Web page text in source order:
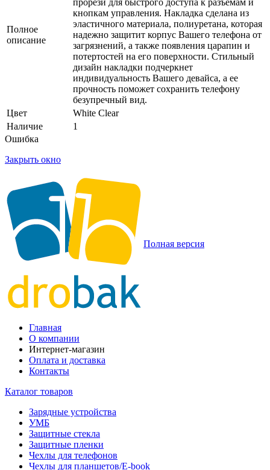
Полное
описание
кнопкам управления. Накладка сделана из
эластичного материала, полиуретана, которая
надежно защитит корпус Вашего телефона от
загрязнений, а также появления царапин и
потертостей на его поверхности. Стильный
дизайн накладки подчеркнет
индивидуальность Вашего девайса, а ее
прочность поможет сохранить телефону
безупречный вид.
Цвет
White Clear
Наличие
1
Ошибка
Закрыть окно
Полная версия
Главная
О компании
Интернет-магазин
Оплата и доставка
Контакты
Каталог товаров
Зарядные устройства
УМБ
Защитные стекла
Защитные пленки
Чехлы для телефонов
Чехлы для планшетов/E-book